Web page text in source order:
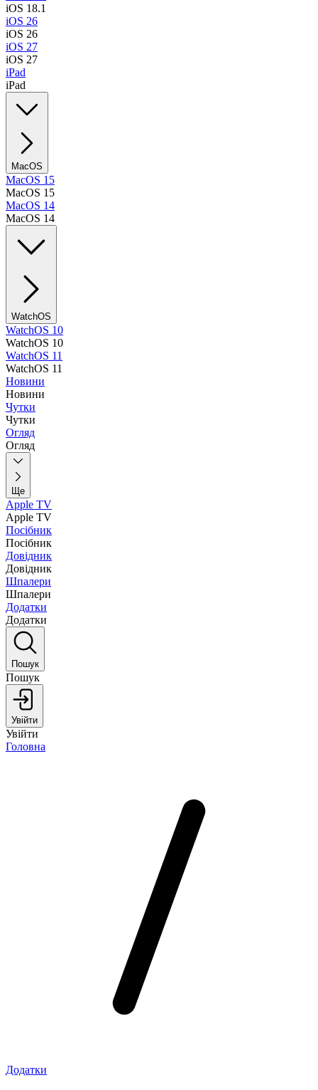
iOS 18.1
iOS 26
iOS 26
iOS 27
iOS 27
iPad
iPad
MacOS
MacOS 15
MacOS 15
MacOS 14
MacOS 14
WatchOS
WatchOS 10
WatchOS 10
WatchOS 11
WatchOS 11
Новини
Новини
Чутки
Чутки
Огляд
Огляд
Ще
Apple TV
Apple TV
Посібник
Посібник
Довідник
Довідник
Шпалери
Шпалери
Додатки
Додатки
Пошук
Пошук
Увійти
Увійти
Головна
Додатки